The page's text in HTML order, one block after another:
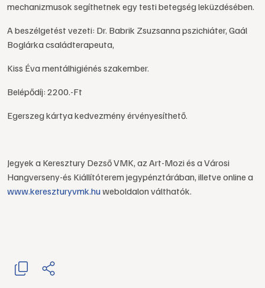
mechanizmusok segíthetnek egy testi betegség leküzdésében.
A beszélgetést vezeti: Dr. Babrik Zsuzsanna pszichiáter, Gaál
Boglárka családterapeuta,
Kiss Éva mentálhigiénés szakember.
Belépődíj: 2200.-Ft
Egerszeg kártya kedvezmény érvényesíthető.
Jegyek a Keresztury Dezső VMK, az Art-Mozi és a Városi
Hangverseny-és Kiállítóterem jegypénztárában, illetve online a
www.kereszturyvmk.huweboldalon válthatók.